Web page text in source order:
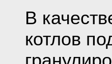
В
котлов